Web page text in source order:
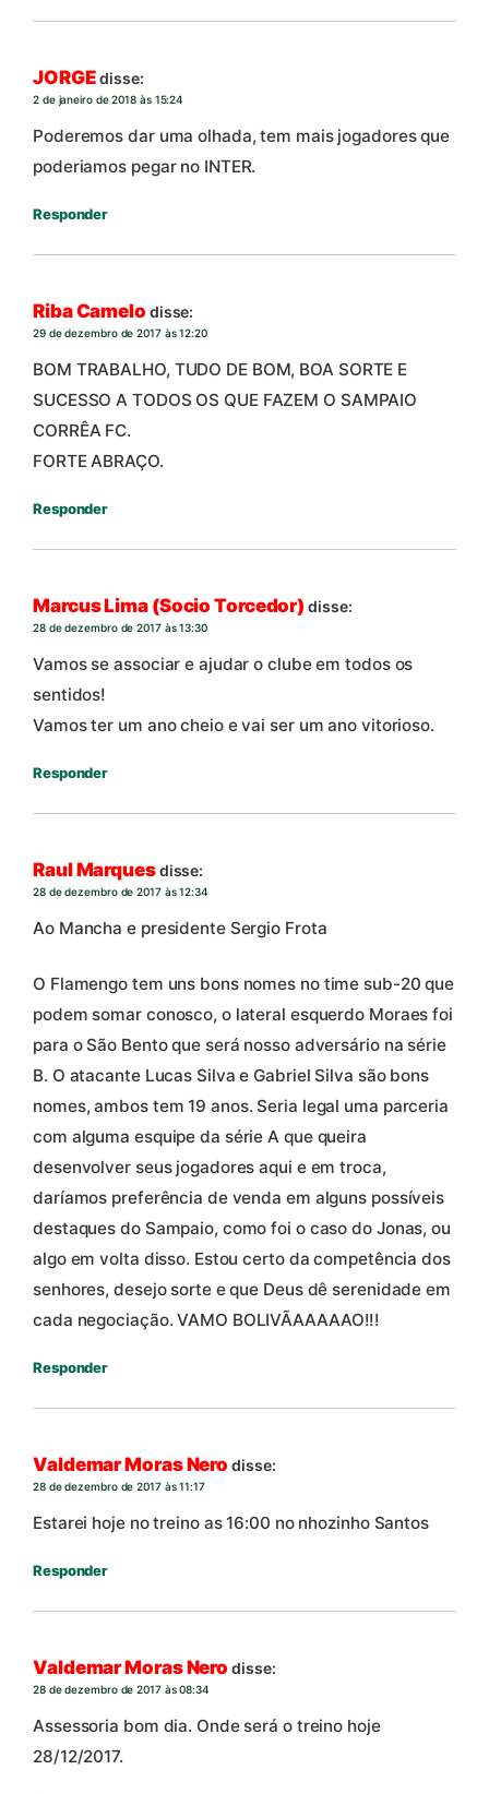
JORGE disse:
2 de janeiro de 2018 às 15:24
Poderemos dar uma olhada, tem mais jogadores que
poderiamos pegar no INTER.
Responder
Riba Camelo disse:
29 de dezembro de 2017 às 12:20
BOM TRABALHO, TUDO DE BOM, BOA SORTE E
SUCESSO A TODOS OS QUE FAZEM O SAMPAIO
CORRÊA FC.
FORTE ABRAÇO.
Responder
Marcus Lima (Socio Torcedor) disse:
28 de dezembro de 2017 às 13:30
Vamos se associar e ajudar o clube em todos os
sentidos!
Vamos ter um ano cheio e vai ser um ano vitorioso.
Responder
Raul Marquesdisse:
28 de dezembro de 2017 às 12:34
Ao Mancha e presidente Sergio Frota
O Flamengo tem uns bons nomes no time sub-20 que
podem somar conosco, o lateral esquerdo Moraes foi
para o São Bento que será nosso adversário na série
B. O atacante Lucas Silva e Gabriel Silva são bons
nomes, ambos tem 19 anos. Seria legal uma parceria
com alguma esquipe da série A que queira
desenvolver seus jogadores aqui e em troca,
daríamos preferência de venda em alguns possíveis
destaques do Sampaio, como foi o caso do Jonas, ou
algo em volta disso. Estou certo da competência dos
senhores, desejo sorte e que Deus dê serenidade em
cada negociação. VAMO BOLIVÃAAAAAO!!!
Responder
Valdemar Moras Nero disse:
28 de dezembro de 2017 às 11:17
Estarei hoje no treino as 16:00 no nhozinho Santos
Responder
Valdemar Moras Nero disse:
28 de dezembro de 2017 às 08:34
Assessoria bom dia. Onde será o treino hoje
28/12/2017.